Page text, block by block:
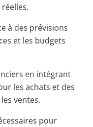
à des prévisions
et les budgets
en intégrant
les achats et des
ventes.
pour